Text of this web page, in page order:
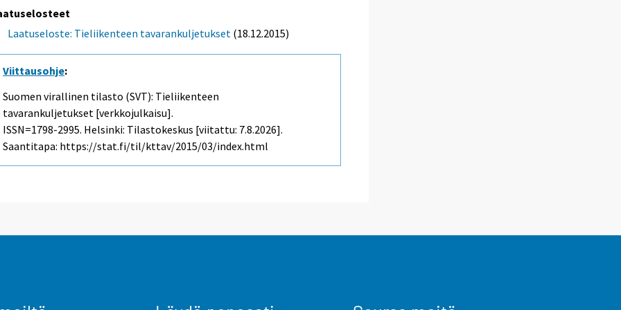
Laatuseloste: Tieliikenteen tavarankuljetukset (18.12.2015)
Viittausohje:
Suomen virallinen tilasto (SVT): Tieliikenteen
tavarankuljetukset [verkkojulkaisu].
ISSN=1798-2995. Helsinki: Tilastokeskus [viitattu: 7.8.2026].
Saantitapa: https://stat.fi/til/kttav/2015/03/index.html